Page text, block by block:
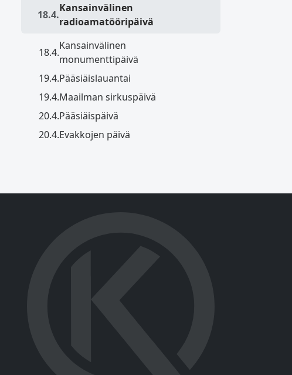
18.4.
Kansainvälinen
radioamatööripäivä
18.4.
Kansainvälinen
monumenttipäivä
19.4.Pääsiäislauantai
19.4.Maailman sirkuspäivä
20.4.Pääsiäispäivä
20.4.Evakkojen päivä